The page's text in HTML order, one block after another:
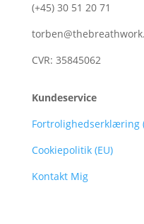
(+45) 30 51 20 71
CVR: 35845062
Kundeservice
Fortrolighedserklæring
Cookiepolitik (EU)
Kontakt Mig